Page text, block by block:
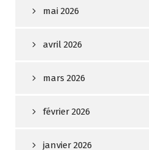
mai 2026
avril 2026
mars 2026
février 2026
janvier 2026